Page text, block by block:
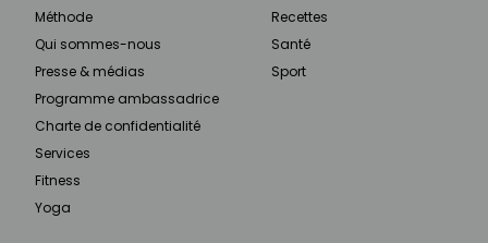
Méthode
Qui sommes-nous
Presse & médias
Programme ambassadrice
Charte de confidentialité
Services
Fitness
Yoga
Recettes
Santé
Sport